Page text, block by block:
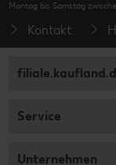
Montag bis Samstag
Kontakt
Service
Unternehmen